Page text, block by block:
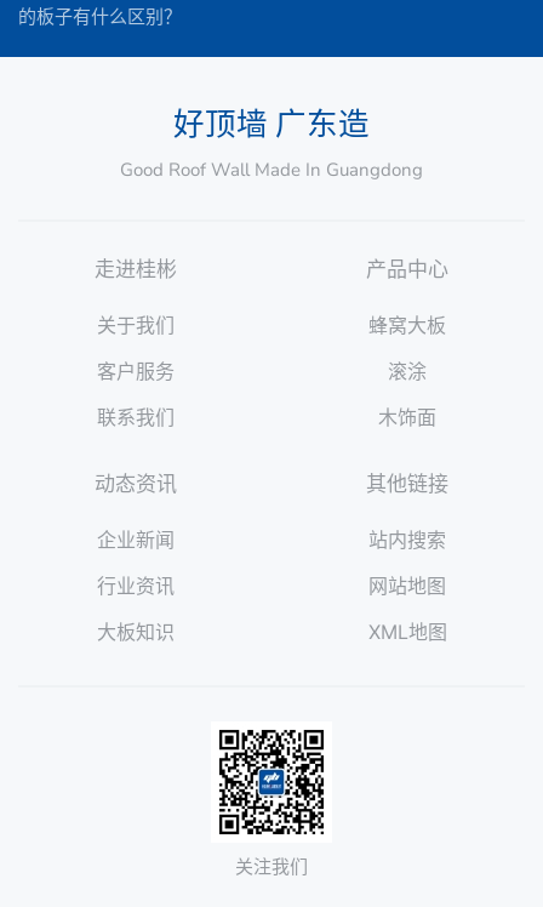
的板子有什么区别？
好顶墙 广东造
Good Roof Wall Made In Guangdong
走进桂彬
关于我们
客户服务
联系我们
产品中心
蜂窝大板
滚涂
木饰面
动态资讯
企业新闻
行业资讯
大板知识
其他链接
站内搜索
网站地图
XML地图
关注我们